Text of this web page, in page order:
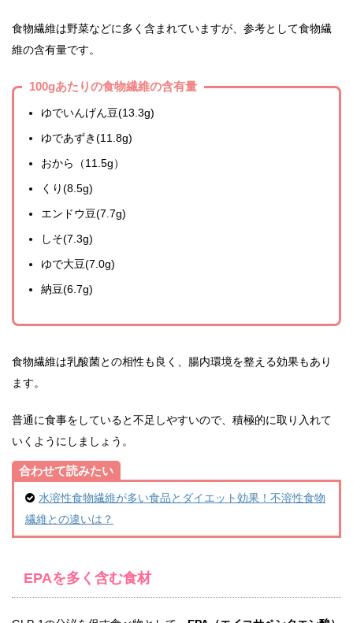
食物繊維は野菜などに多く含まれていますが、参考として食物繊
維の含有量です。
100gあたりの食物繊維の含有量
ゆでいんげん豆(13.3g)
ゆであずき(11.8g)
おから（11.5g）
くり(8.5g)
エンドウ豆(7.7g)
しそ(7.3g)
ゆで大豆(7.0g)
納豆(6.7g)
食物繊維は乳酸菌との相性も良く、腸内環境を整える効果もあり
ます。
普通に食事をしていると不足しやすいので、積極的に取り入れて
いくようにしましょう。
合わせて読みたい
水溶性食物繊維が多い食品とダイエット効果！不溶性食物
繊維との違いは？
EPAを多く含む食材